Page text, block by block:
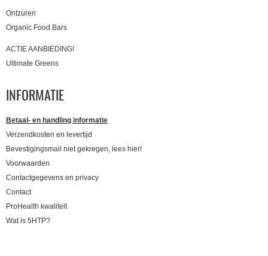
Ontzuren
Organic Food Bars
ACTIE AANBIEDING!
Ultimate Greens
INFORMATIE
Betaal- en handling informatie
Verzendkosten en levertijd
Bevestigingsmail niet gekregen, lees hier!
Voorwaarden
Contactgegevens en privacy
Contact
ProHealth kwaliteit
Wat is 5HTP?